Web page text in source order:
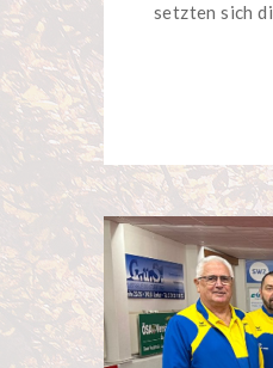
setzten sich